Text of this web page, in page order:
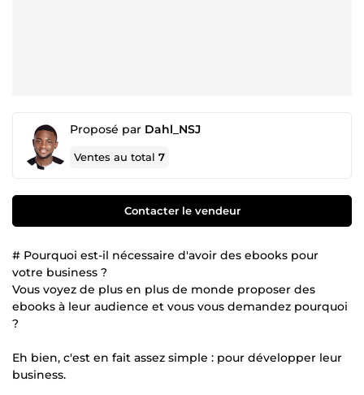
Proposé par Dahl_NSJ
Ventes au total7
Contacter le vendeur
# Pourquoi est-il nécessaire d'avoir des ebooks pour
votre business ?
Vous voyez de plus en plus de monde proposer des
ebooks à leur audience et vous vous demandez pourquoi
?
Eh bien, c'est en fait assez simple : pour développer leur
business.